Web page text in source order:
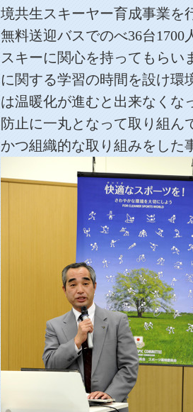
境共生スキーヤー育成事業を
無料送迎バスでのべ36台1700
スキーに関心を持ってもらい
に関する学習の時間を設け環
は温暖化が進むと出来なくな
防止に一丸となって取り組ん
かつ組織的な取り組みをした